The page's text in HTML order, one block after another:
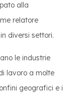
alla
relatore
diversi settori.
le industrie
lavoro a molte
geografici e i